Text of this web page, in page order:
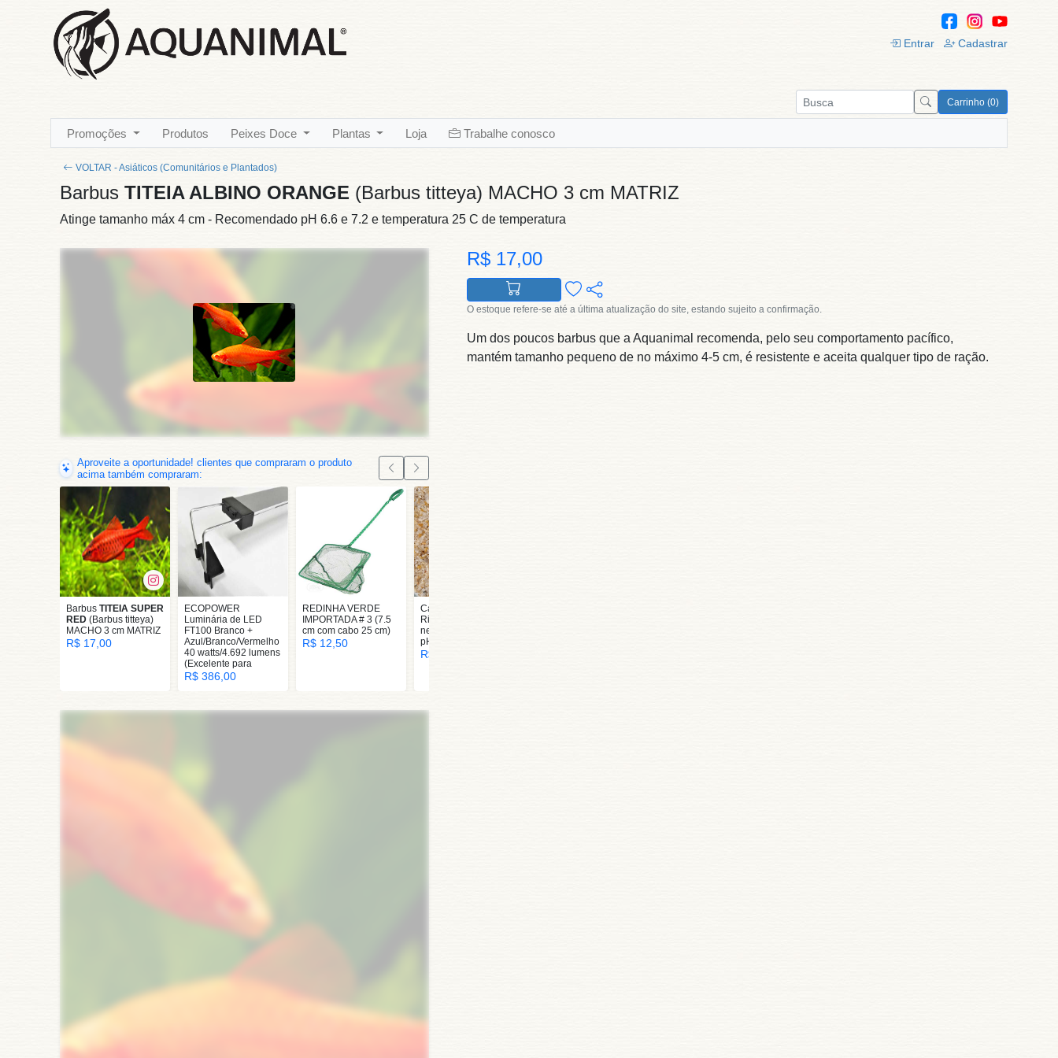
Entrar Cadastrar
Carrinho (0)
Promoções Produtos Peixes Doce Plantas Loja Trabalhe conosco
VOLTAR - Asiáticos (Comunitários e Plantados)
Barbus TITEIA ALBINO ORANGE (Barbus titteya) MACHO 3 cm MATRIZ
Atinge tamanho máx 4 cm - Recomendado pH 6.6 e 7.2 e temperatura 25 C de temperatura
Aproveite a oportunidade! clientes que compraram o produto
acima também compraram:
Barbus TITEIA SUPER
RED (Barbus titteya)
MACHO 3 cm MATRIZ
R$ 17,00
ECOPOWER
Luminária de LED
FT100 Branco +
Azul/Branco/Vermelho
40 watts/4.692 lumens
(Excelente para
R$ 386,00
REDINHA VERDE
IMPORTADA # 3 (7.5
cm com cabo 25 cm)
R$ 12,50
Cascalho Natural de
Rio N.1 kilo (cascalho
neutro não altera o
pH)
R$ 8,00
R$ 17,00
O estoque refere-se até a última atualização do site, estando sujeito a confirmação.
Um dos poucos barbus que a Aquanimal recomenda, pelo seu comportamento pacífico,
mantém tamanho pequeno de no máximo 4-5 cm, é resistente e aceita qualquer tipo de ração.